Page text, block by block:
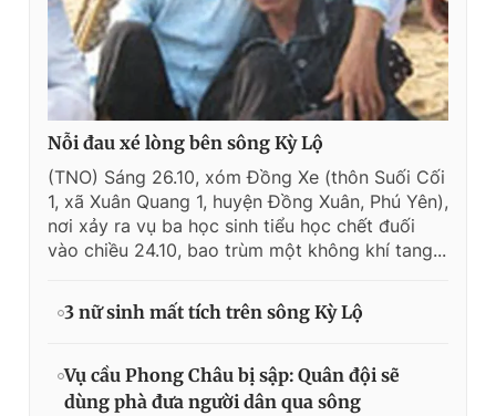
Nỗi đau xé lòng bên sông Kỳ Lộ
(TNO) Sáng 26.10, xóm Đồng Xe (thôn Suối Cối
1, xã Xuân Quang 1, huyện Đồng Xuân, Phú Yên),
nơi xảy ra vụ ba học sinh tiểu học chết đuối
vào chiều 24.10, bao trùm một không khí tang...
3 nữ sinh mất tích trên sông Kỳ Lộ
Vụ cầu Phong Châu bị sập: Quân đội sẽ
dùng phà đưa người dân qua sông